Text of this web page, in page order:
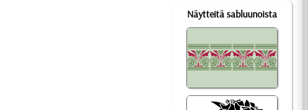
Näytteitä sabluunoista